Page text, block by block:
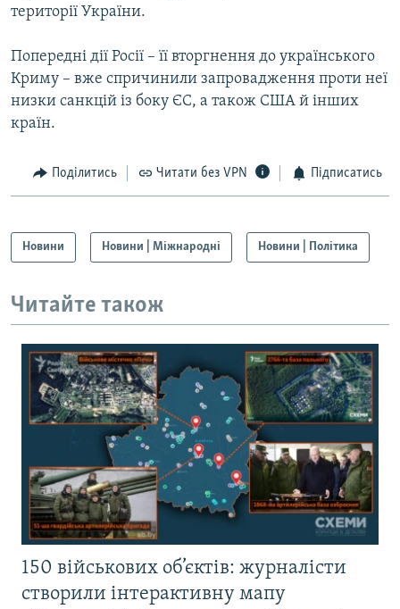
території України.
Попередні дії Росії – її вторгнення до українського
Криму – вже спричинили запровадження проти неї
низки санкцій із боку ЄС, а також США й інших
країн.
Поділитись Читати без VPN Підписатись
Новини Новини | Міжнародні Новини | Політика
Читайте також
150 військових об’єктів: журналісти
створили інтерактивну мапу